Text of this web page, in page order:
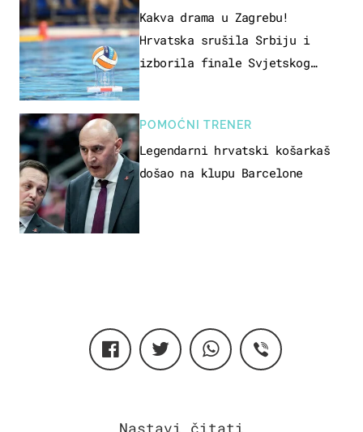
Kakva drama u Zagrebu!
Hrvatska srušila Srbiju i
izborila finale Svjetskog
POMOĆNI TRENER
Legendarni hrvatski košarkaš
došao na klupu Barcelone